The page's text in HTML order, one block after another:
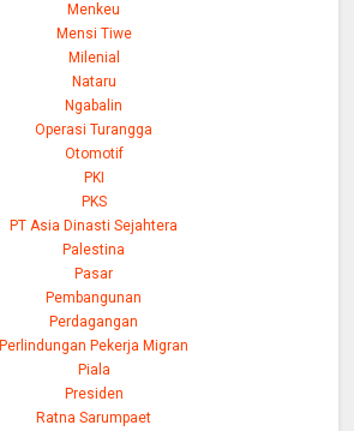
Menkeu
Mensi Tiwe
Milenial
Nataru
Ngabalin
Operasi Turangga
Otomotif
PKI
PKS
PT Asia Dinasti Sejahtera
Palestina
Pasar
Pembangunan
Perdagangan
Perlindungan Pekerja Migran
Piala
Presiden
Ratna Sarumpaet